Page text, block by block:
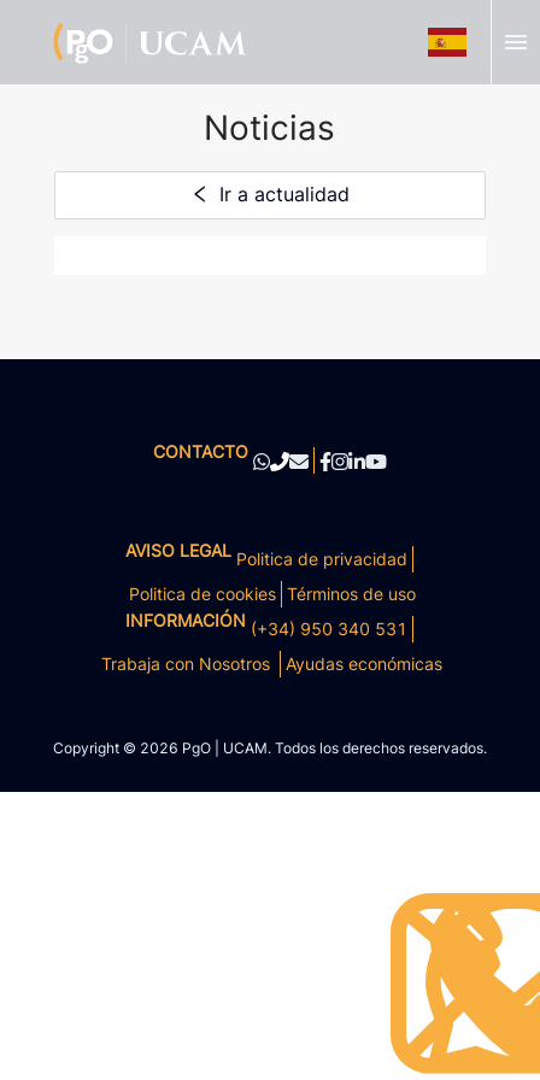
menu
Noticias
Ir a actualidad
CONTACTO
AVISO LEGAL Politica de privacidad
Politica de cookies Términos de uso
INFORMACIÓN (+34) 950 340 531
Trabaja con Nosotros
Ayudas económicas
Copyright © 2026 PgO | UCAM. Todos los derechos reservados.